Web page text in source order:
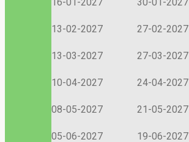
13-02-2027 27-02-2027
13-03-2027 27-03-2027
10-04-2027 24-04-2027
08-05-2027 21-05-2027
05-06-2027 19-06-2027